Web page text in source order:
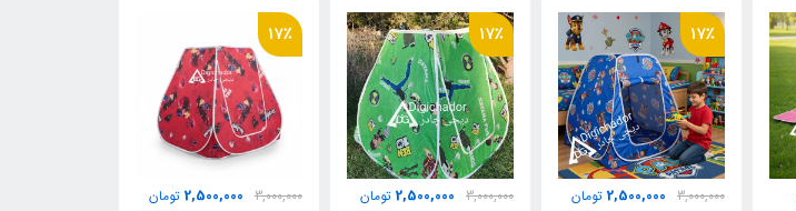
17٪
3,000,000
2,500,000 تومان
17٪
3,000,000
2,500,000 تومان
17٪
3,000,000
2,500,000 تومان